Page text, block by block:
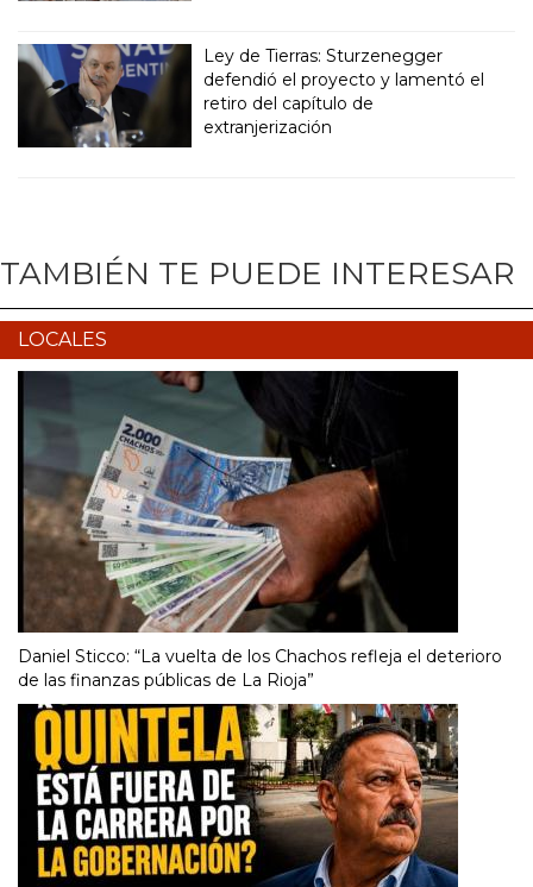
Ley de Tierras: Sturzenegger
defendió el proyecto y lamentó el
retiro del capítulo de
extranjerización
TAMBIÉN TE PUEDE INTERESAR
LOCALES
Daniel Sticco: “La vuelta de los Chachos refleja el deterioro
de las finanzas públicas de La Rioja”